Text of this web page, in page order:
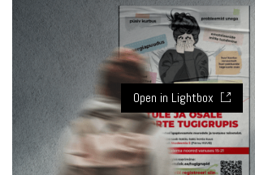
Open in Lightbox